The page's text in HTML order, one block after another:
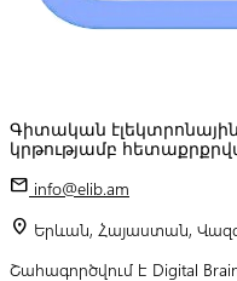
Գիտական
կրթությամբ
mail info@elib.am
location_on Երևան, Հայաստան,
Շահագործվում է Digital